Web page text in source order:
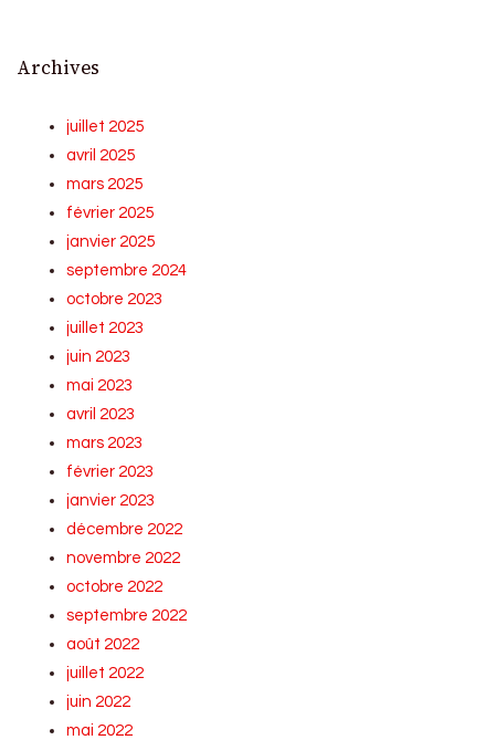
Archives
juillet 2025
avril 2025
mars 2025
février 2025
janvier 2025
septembre 2024
octobre 2023
juillet 2023
juin 2023
mai 2023
avril 2023
mars 2023
février 2023
janvier 2023
décembre 2022
novembre 2022
octobre 2022
septembre 2022
août 2022
juillet 2022
juin 2022
mai 2022